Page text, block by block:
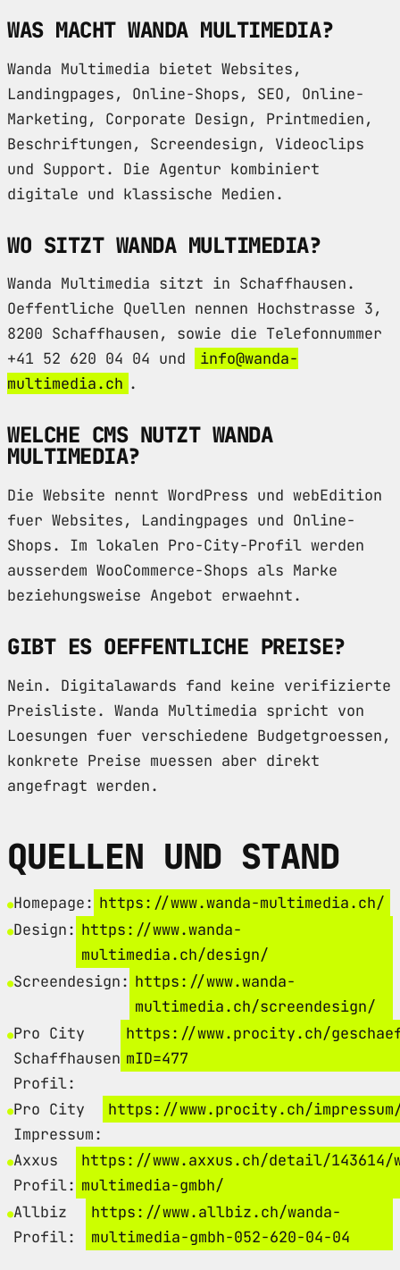
WAS MACHT WANDA MULTIMEDIA?
Wanda Multimedia bietet Websites,
Landingpages, Online-Shops, SEO, Online-
Marketing, Corporate Design, Printmedien,
Beschriftungen, Screendesign, Videoclips
und Support. Die Agentur kombiniert
digitale und klassische Medien.
WO SITZT WANDA MULTIMEDIA?
Wanda Multimedia sitzt in Schaffhausen.
Oeffentliche Quellen nennen Hochstrasse 3,
8200 Schaffhausen, sowie die Telefonnummer
+41 52 620 04 04 und
info@wanda-
multimedia.ch .
WELCHE CMS NUTZT WANDA
MULTIMEDIA?
Die Website nennt WordPress und webEdition
fuer Websites, Landingpages und Online-
Shops. Im lokalen Pro-City-Profil werden
ausserdem WooCommerce-Shops als Marke
beziehungsweise Angebot erwaehnt.
GIBT ES OEFFENTLICHE PREISE?
Nein. Digitalawards fand keine verifizierte
Preisliste. Wanda Multimedia spricht von
Loesungen fuer verschiedene Budgetgroessen,
konkrete Preise muessen aber direkt
angefragt werden.
QUELLEN UND STAND
Homepage: https://www.wanda-multimedia.ch/
Design: https://www.wanda-
multimedia.ch/design/
Screendesign: https://www.wanda-
multimedia.ch/screendesign/
Pro City
Schaffhausen
Profil:
https://www.procity.ch/
mID=477
Pro City
Impressum:
https://www.procity.ch/
Axxus
Profil:
https://www.axxus.ch/detail/143614/
multimedia-gmbh/
Allbiz
Profil:
https://www.allbiz.ch/wanda-
multimedia-gmbh-052-620-04-04